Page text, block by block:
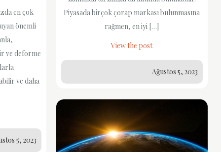
Piyasada birçok çorap markası bulunmasına
rağmen, en iyi […]
View the post
Ağustos 5, 2023
en çok
önemli
ve deforme
ve daha
5, 2023